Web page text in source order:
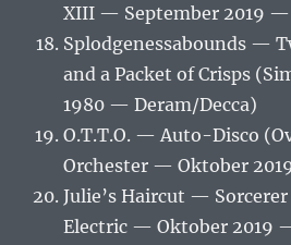
XIII — September 2019 —
Splodgenessabounds ‎—
and a Packet of Crisps
1980 — Deram/Decca)
O.T.T.O. — Auto-Disco
Orchester — Oktober
Julie’s Haircut —
Electric — Oktober 2019